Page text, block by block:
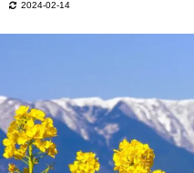
2024-02-14